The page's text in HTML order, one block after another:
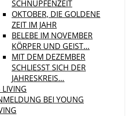
SCHNUPFENZEIT
OKTOBER, DIE GOLDENE
ZEIT IM JAHR
BELEBE IM NOVEMBER
KÖRPER UND GEIST…
MIT DEM DEZEMBER
SCHLIESST SICH DER J
AHRESKREIS…
BEI YOUNG